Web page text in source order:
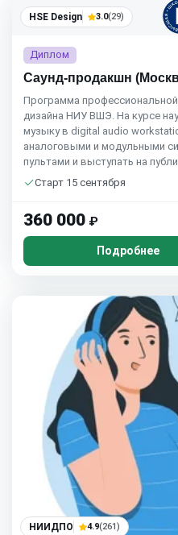
HSE Design 3.0(29)
Диплом
Саунд-продакшн
Программа
дизайна НИУ ВШЭ. На курсе
музыку в digital audio
аналоговыми и модульными
пультами и выступать на
Старт 15 сентября
360 000 ₽
Подробнее
НИИДПО 4.9(261)